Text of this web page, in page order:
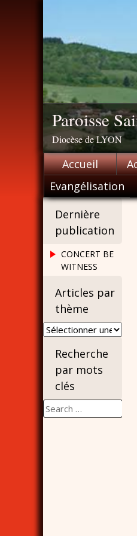
Paroisse
Diocèse de LYON
Accueil
Evangélisation
Dernière
publication
CONCERT BE
WITNESS
Articles par
thème
Articles
thème
Recherche
par mots
clés
Search
for: